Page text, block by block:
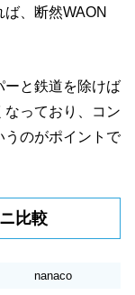
、断然WAON
ーと鉄道を除けば
なっており、コン
うのがポイントで
比較
nanaco